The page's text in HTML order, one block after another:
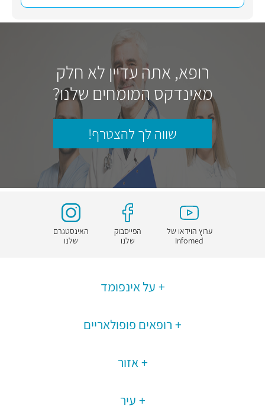
רופא, אתה עדיין לא חלק
מאינדקס המומחים שלנו?
שווה לך להצטרף!
ערוץ הוידאו של
Infomed
הפייסבוק
שלנו
האינסטגרם
שלנו
על אינפומד
רופאים פופולאריים
אזור
עיר